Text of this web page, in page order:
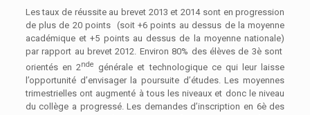
Les taux de réussite au brevet 2013 et 2014 sont en progression
de plus de 20 points (soit +6 points au dessus de la moyenne
académique et +5 points au dessus de la moyenne nationale)
par rapport au brevet 2012. Environ 80% des élèves de 3è sont
orientés en 2nde
générale et technologique ce qui leur laisse
l’opportunité d’envisager la poursuite d’études. Les moyennes
trimestrielles ont augmenté à tous les niveaux et donc le niveau
du collège a progressé. Les demandes d’inscription en 6è des